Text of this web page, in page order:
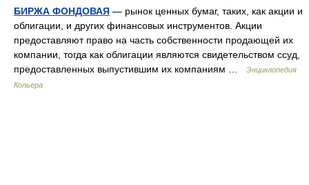
БИРЖА ФОНДОВАЯ — рынок ценных бумаг, таких, как акции и
облигации, и других финансовых инструментов. Акции
предоставляют право на часть собственности продающей их
компании, тогда как облигации являются свидетельством ссуд,
предоставленных выпустившим их компаниям …
Энциклопедия
Кольера